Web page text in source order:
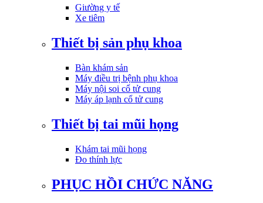
Giường y tế
Xe tiêm
Thiết bị sản phụ khoa
Bàn khám sản
Máy điều trị bệnh phụ khoa
Máy nội soi cổ tử cung
Máy áp lạnh cổ tử cung
Thiết bị tai mũi họng
Khám tai mũi họng
Đo thính lực
PHỤC HỒI CHỨC NĂNG